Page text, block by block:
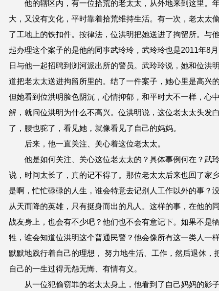
他的辖区内，有一位拾荒的老太太，从外地来到这里。
大，又没有文化，平时靠着拾荒维持生活。有一次，老太太
了工地上的铁扣件。按律法，位洪明把她送进了拘留所。与
起办理这个案子的是他的同事武玲玲，武玲玲也是2011年8月
日与他一起招聘到浏河派出所的警员。武玲玲说，她和位洪
道把老太太送进拘留所里的。结了一件案子，她心里是高兴
但她看到位洪明脸色阴沉，心情抑郁，和平时大不一样，心
解，就问位洪明为什么不高兴。位洪明说，这位老太太头发
了，腰也驼了，看见她，就像看见了自己的妈妈。
后来，他一直关注、关心着这位老太太。
他是如何关注、关心这位老太太的？具体事例何在？武
说，时间太长了，真的记不得了。那位老太太后来也回了家
是啊，忙忙碌碌的人生，谁会特意去记别人工作以外的事？
从天而降的英雄，只有挺身而出的凡人。这样的事，在他的
战友身上，也会有不少吧？他们也不会有意记下。如果不是
牲，谁会知道位洪明这个普通民警？他会像所有这一类人一
默默地践行着自己的理想，
努力地生活、工作，然后退休，
自己的一生过得无怨无悔、有情有义。
从一位犯偷窃罪的老太太身上，他看到了自己妈妈的影